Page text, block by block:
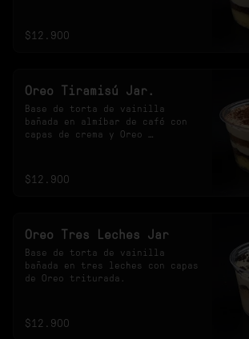
$12.900
Oreo Tiramisú Jar.
Base de torta de vainilla
bañada en almíbar de café con
capas de crema y Oreo
$12.900
Oreo Tres Leches Jar
Base de torta de vainilla
bañada en tres leches con capas
de Oreo triturada.
$12.900